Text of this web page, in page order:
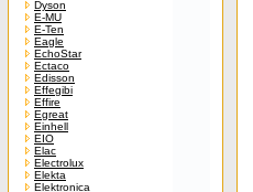
Dyson
E-MU
E-Ten
Eagle
EchoStar
Ectaco
Edisson
Effegibi
Effire
Egreat
Einhell
EIO
Elac
Electrolux
Elekta
Elektronica